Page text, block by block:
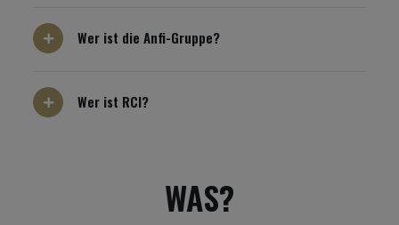
Wer ist die Anfi-Gruppe?
Wer ist RCI?
WAS?